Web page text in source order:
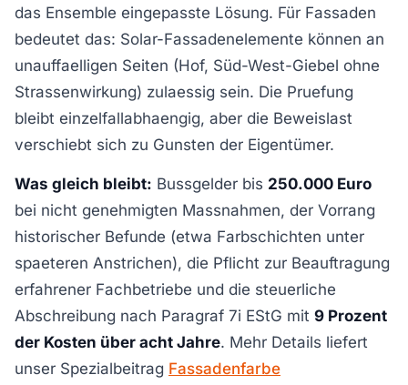
das Ensemble eingepasste Lösung. Für Fassaden
bedeutet das: Solar-Fassadenelemente können an
unauffaelligen Seiten (Hof, Süd-West-Giebel ohne
Strassenwirkung) zulaessig sein. Die Pruefung
bleibt einzelfallabhaengig, aber die Beweislast
verschiebt sich zu Gunsten der Eigentümer.
Was gleich bleibt: Bussgelder bis 250.000 Euro
bei nicht genehmigten Massnahmen, der Vorrang
historischer Befunde (etwa Farbschichten unter
spaeteren Anstrichen), die Pflicht zur Beauftragung
erfahrener Fachbetriebe und die steuerliche
Abschreibung nach Paragraf 7i EStG mit 9 Prozent
der Kosten über acht Jahre. Mehr Details liefert
unser Spezialbeitrag Fassadenfarbe